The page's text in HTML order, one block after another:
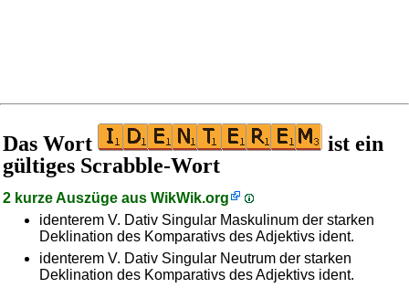
Das Wort
ist ein
gültiges Scrabble-Wort
2 kurze Auszüge aus WikWik.org
identerem V. Dativ Singular Maskulinum der starken
Deklination des Komparativs des Adjektivs ident.
identerem V. Dativ Singular Neutrum der starken
Deklination des Komparativs des Adjektivs ident.